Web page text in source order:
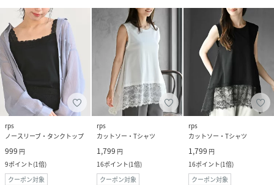
rps
ノースリーブ・タンクトップ
999 円
9ポイント(1倍)
クーポン対象
rps
カットソー・Tシャツ
1,799 円
16ポイント(1倍)
クーポン対象
rps
カットソー・Tシャツ
1,799 円
16ポイント(1倍)
クーポン対象